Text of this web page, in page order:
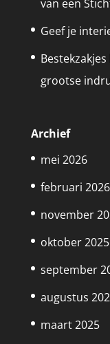
van een
Geef je
grootse
Archief
mei 2026
februari 2026
november
oktober 2025
september
augustus
maart 2025